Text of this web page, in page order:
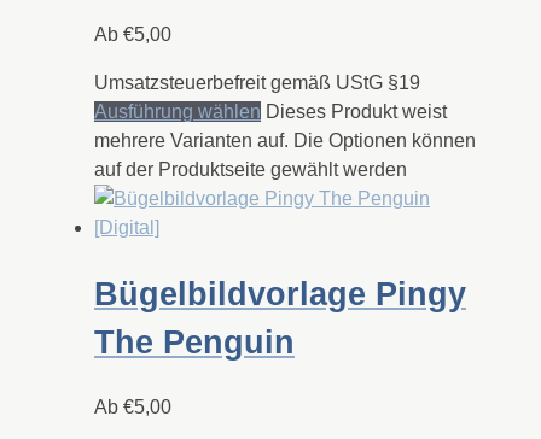
Ab €5,00
Umsatzsteuerbefreit gemäß UStG §19
Ausführung wählen Dieses Produkt weist
mehrere Varianten auf. Die Optionen können
auf der Produktseite gewählt werden
Bügelbildvorlage Pingy
The Penguin
Ab €5,00